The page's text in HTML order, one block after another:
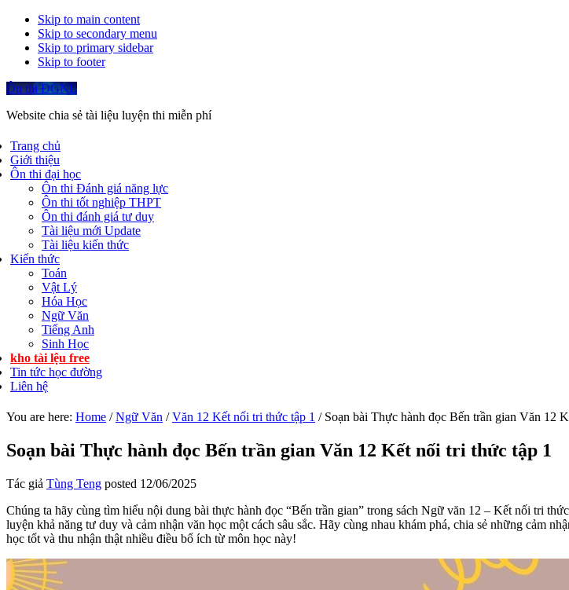
Skip to main content
Skip to secondary menu
Skip to primary sidebar
Skip to footer
Ôn thi ĐGNL
Website chia sẻ tài liệu luyện thi miễn phí
Trang chủ
Giới thiệu
Ôn thi đại học
Ôn thi Đánh giá năng lực
Ôn thi tốt nghiệp THPT
Ôn thi đánh giá tư duy
Tài liệu mới Update
Tài liệu kiến thức
Kiến thức
Toán
Vật Lý
Hóa Học
Ngữ Văn
Tiếng Anh
Sinh Học
kho tài lệu free
Tin tức học đường
Liên hệ
You are here: Home / Ngữ Văn / Văn 12 Kết nối tri thức tập 1 /Soạn bài Thực hành đọc Bến trần gian Văn 12
Soạn bài Thực hành đọc Bến trần gian Văn 12 Kết nối tri thức tập 1
Tác giả Tùng Teng posted 12/06/2025
Chúng ta hãy cùng tìm hiểu nội dung bài thực hành đọc “Bến trần gian” trong sách Ngữ văn 12 – Kết nối tri
luyện khả năng tư duy và cảm nhận văn học một cách sâu sắc. Hãy cùng nhau khám phá, chia sẻ những cảm
học tốt và thu nhận thật nhiều điều bổ ích từ môn học này!